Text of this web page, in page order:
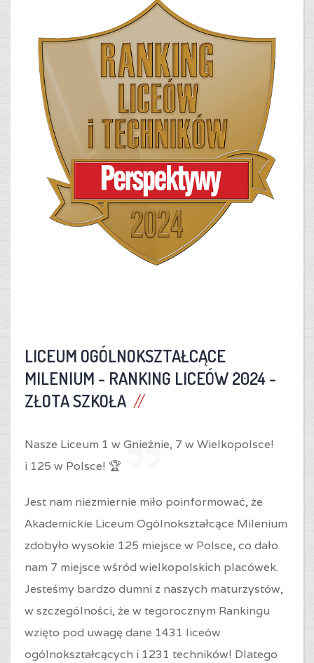
LICEUM OGÓLNOKSZTAŁCĄCE
MILENIUM - RANKING LICEÓW 2024 -
ZŁOTA SZKOŁA
Nasze Liceum 1 w Gnieźnie, 7 w Wielkopolsce!
i 125 w Polsce! 🏆
Jest nam niezmiernie miło poinformować, że
Akademickie Liceum Ogólnokształcące Milenium
zdobyło wysokie 125 miejsce w Polsce, co dało
nam 7 miejsce wśród wielkopolskich placówek.
Jesteśmy bardzo dumni z naszych maturzystów,
w szczególności, że w tegorocznym Rankingu
wzięto pod uwagę dane 1431 liceów
ogólnokształcących i 1231 techników! Dlatego